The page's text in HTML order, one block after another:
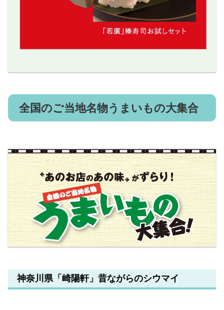
全国のご当地名物うまいもの大集合
神奈川県「崎陽軒」昔ながらのシウマイ